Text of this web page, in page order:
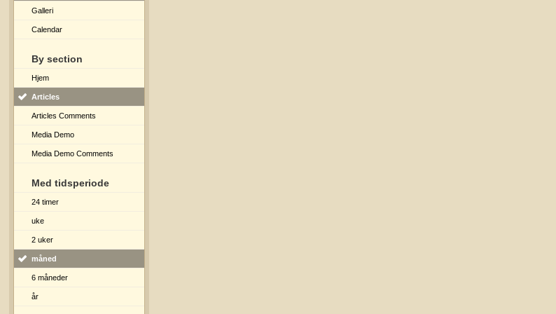
Galleri
Calendar
By section
Hjem
Articles
Articles Comments
Media Demo
Media Demo Comments
Med tidsperiode
24 timer
uke
2 uker
måned
6 måneder
år